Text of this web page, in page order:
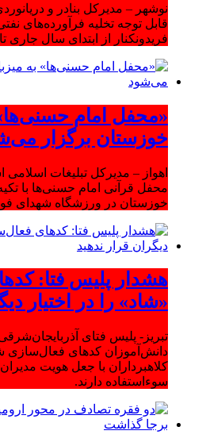
نوشهر – مدیرکل بنادر و
قابل توجه تخلیه فرآورده‌های
فریدونکنار از ابتدای سال جاری
«محفل امام
خوزستان برگزار
اهواز – مدیرکل تبلیغات
محفل قرآنی امام حسنی‌ها با
خوزستان در ورزشگاه شهدای
هشدار پلیس فتا:
«شاد» را در اختیار
تبریز- پلیس فتای
دانش‌آموزان کدهای فعال‌سازی
کلاهبرداران با جعل هویت
سوءاستفاده دارند.